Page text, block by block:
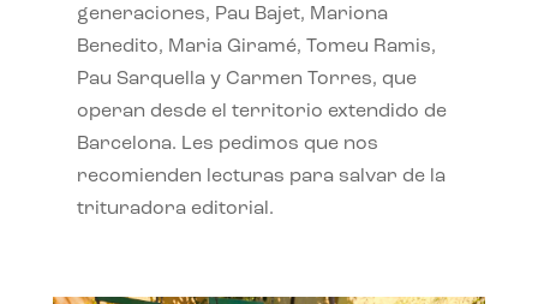
generaciones, Pau Bajet, Mariona
Benedito, Maria Giramé, Tomeu Ramis,
Pau Sarquella y Carmen Torres, que
operan desde el territorio extendido de
Barcelona. Les pedimos que nos
recomienden lecturas para salvar de la
trituradora editorial.